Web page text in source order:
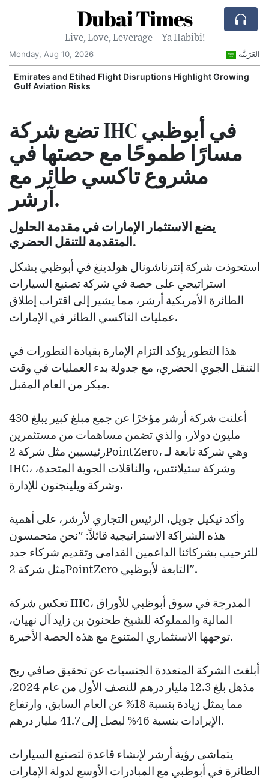
Dubai Times
Live, Love, Leverage – Ya Habibi!
Monday, Aug 10, 2026
العَرَبِيَّة
Emirates and Etihad Flight Disruptions Highlight Growing
Gulf Aviation Risks
تضع شركة IHC في أبوظبي
مسارًا طموحًا مع حصتها في
مشروع تاكسي طائر مع
آرشر.
يضع الاستثمار الإمارات في مقدمة الحلول
المتقدمة للتنقل الحضري.
استحوذت شركة إنترناشونال هولدينغ في أبوظبي بشكل
استراتيجي على حصة في شركة تصنيع السيارات
الطائرة الأمريكية أرشر، مما يشير إلى اقتراب إطلاق
عمليات التاكسي الطائر في الإمارات.
هذا التطور يؤكد التزام الإمارة بقيادة التطورات في
التنقل الجوي الحضري، مع جدولة بدء العمليات في وقت
مبكر من العام المقبل.
أعلنت شركة أرشر مؤخرًا عن جمع مبلغ كبير يبلغ 430
مليون دولار، والذي تضمن مساهمات من مستثمرين
رئيسيين مثل شركة 2PointZero، وهي شركة تابعة لـ
IHC، وشركة ستيلانتس، والناقلات الجوية المتحدة،
وشركة ويلينجتون للإدارة.
وأكد نيكيل جويل، الرئيس التجاري لأرشر، على أهمية
هذه الشراكة الاستراتيجية قائلاً: "نحن متحمسون
للترحيب بشركائنا الداعمين القدامى وتقديم شركاء جدد
مثل شركة 2PointZero التابعة لأبوظبي".
تعكس شركة IHC، المدرجة في سوق أبوظبي للأوراق
المالية والمملوكة للشيخ طحنون بن زايد آل نهيان،
توجهها الاستثماري المتنوع مع هذه الحصة الأخيرة.
أبلغت الشركة المتعددة الجنسيات عن تحقيق صافي ربح
مذهل بلغ 12.3 مليار درهم للنصف الأول من عام 2024،
مما يمثل زيادة بنسبة 18% عن العام السابق، وارتفاع
الإيرادات بنسبة 46% ليصل إلى 41.7 مليار درهم.
يتماشى رؤية أرشر لإنشاء قاعدة لتصنيع السيارات
الطائرة في أبوظبي مع المبادرات الأوسع لدولة الإمارات